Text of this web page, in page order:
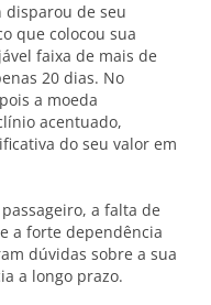
disparou de seu
que colocou sua
faixa de mais de
20 dias. No
a moeda
acentuado,
do seu valor em
a falta de
a forte dependência
dúvidas sobre a sua
a longo prazo.